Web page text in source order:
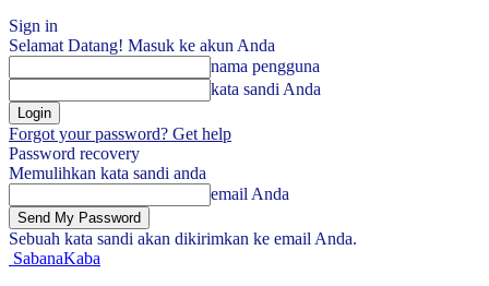
Sign in
Selamat Datang! Masuk ke akun Anda
nama pengguna
kata sandi Anda
Forgot your password? Get help
Password recovery
Memulihkan kata sandi anda
email Anda
Sebuah kata sandi akan dikirimkan ke email Anda.
SabanaKaba